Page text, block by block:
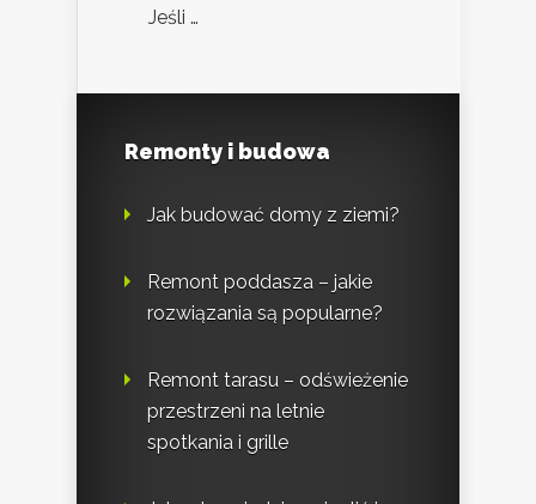
Jeśli …
Remonty i budowa
Jak budować domy z ziemi?
Remont poddasza – jakie
rozwiązania są popularne?
Remont tarasu – odświeżenie
przestrzeni na letnie
spotkania i grille